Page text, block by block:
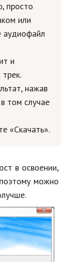
просто
или
аудиофайл
и
нажав
том случае
«Скачать».
в освоении,
можно